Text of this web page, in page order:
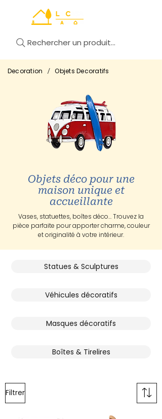
Rechercher un produit...
Decoration / Objets Decoratifs
Objets déco pour une
maison unique et
accueillante
Vases, statuettes, boîtes déco… Trouvez la
pièce parfaite pour apporter charme, couleur
et originalité à votre intérieur.
Statues & Sculptures
Véhicules décoratifs
Masques décoratifs
Boîtes & Tirelires
Filtrer